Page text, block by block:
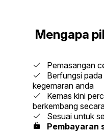
Mengapa
Pemasangan
Berfungsi
kegemaran anda
Kemas kini
berkembang
Sesuai untuk
Pembayaran